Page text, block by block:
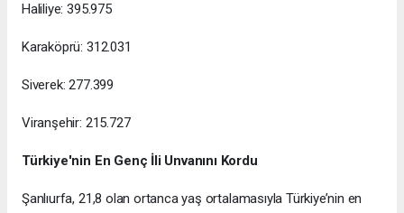
Haliliye: 395.975
Karaköprü: 312.031
Siverek: 277.399
Viranşehir: 215.727
Türkiye'nin En Genç İli Unvanını Kordu
Şanlıurfa, 21,8 olan ortanca yaş ortalamasıyla Türkiye’nin en